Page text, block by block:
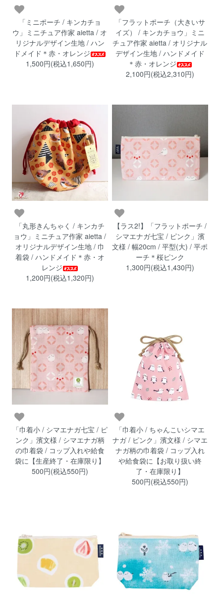
「ミニポーチ / キンカチョ
ウ」ミニチュア作家 aietta / オ
リジナルデザイン生地 / ハン
ドメイド＊赤・オレンジ
1,500円(税込1,650円)
「フラットポーチ（大きいサ
イズ） / キンカチョウ」ミニ
チュア作家 aietta / オリジナル
デザイン生地 / ハンドメイド
＊赤・オレンジ
2,100円(税込2,310円)
「丸形きんちゃく / キンカチ
ョウ」ミニチュア作家 aietta /
オリジナルデザイン生地 / 巾
着袋 / ハンドメイド＊赤・オ
レンジ
1,200円(税込1,320円)
【ラス2!】「フラットポーチ /
シマエナガ七宝 / ピンク」濱
文様 / 幅20cm / 平型(大) / 平ポ
ーチ＊桜ピンク
1,300円(税込1,430円)
「巾着小 / シマエナガ七宝 / ピ
ンク」濱文様 / シマエナガ柄
の巾着袋 / コップ入れや給食
袋に【生産終了・在庫限り】
500円(税込550円)
「巾着小 / ちゃんこいシマエ
ナガ / ピンク」濱文様 / シマエ
ナガ柄の巾着袋 / コップ入れ
や給食袋に【お取り扱い終
了・在庫限り】
500円(税込550円)